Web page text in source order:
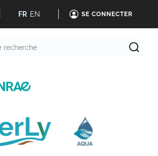
FR EN SE CONNECTER